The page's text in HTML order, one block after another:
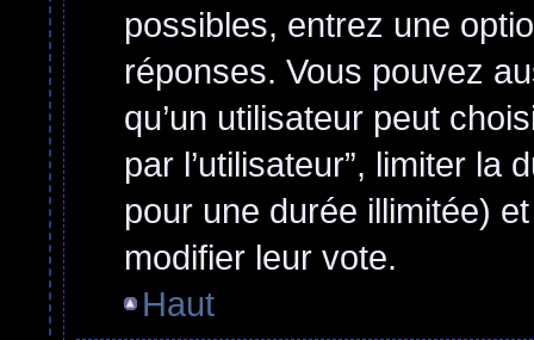
possibles, entrez une
réponses. Vous pouvez
qu’un utilisateur peut
par l’utilisateur”, limiter la
pour une durée illimitée)
modifier leur vote.
Haut